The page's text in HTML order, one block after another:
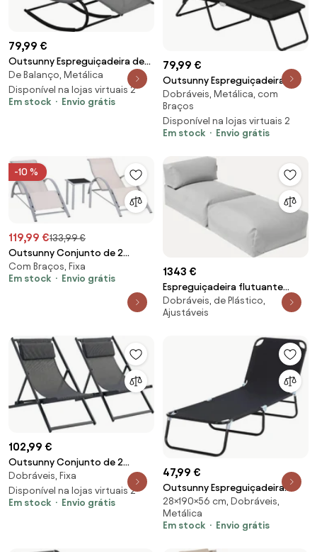
79,99 €
Outsunny Espreguiçadeira de
Balanço Zero Gravity
Ergonômica em Metal e
Texteline 63x160x88 cm |
De Balanço, Metálica
Disponível na lojas virtuais 2
Em stock
Envio grátis
79,99 €
Outsunny Espreguiçadeira
dobrável reclinável 6 posições
com colchão + apoios de
braços aço poliéster 153 x 58,5
x 89 cm preto | Aosom Portugal
Dobráveis, Metálica, com
Braços
Disponível na lojas virtuais 2
Em stock
Envio grátis
-10 %
119,99 €133,99 €
Outsunny Conjunto de 2
Espreguiçadeiras de Jardim
59x169x66 cm com Mesa
41x41x45 cm Vidro Temperado
Apoio de Braços Bege | Aosom
Com Braços, Fixa
Em stock
Envio grátis
1343 €
Espreguiçadeira flutuante
Single
Dobráveis, de Plástico,
Ajustáveis
102,99 €
Outsunny Conjunto de 2
Espreguiçadeiras Dobráveis
com Encosto Reclinável em 5
Posições e Apoio para a
Dobráveis, Fixa
Disponível na lojas virtuais 2
Em stock
Envio grátis
47,99 €
Outsunny Espreguiçadeira
Jardim Dobrável de Praia
Reclinável Exterior 3 Posições
Ângulo Ajustável Carga 120 kg
28×190×56 cm, Dobráveis,
Metálica
Em stock
Envio grátis